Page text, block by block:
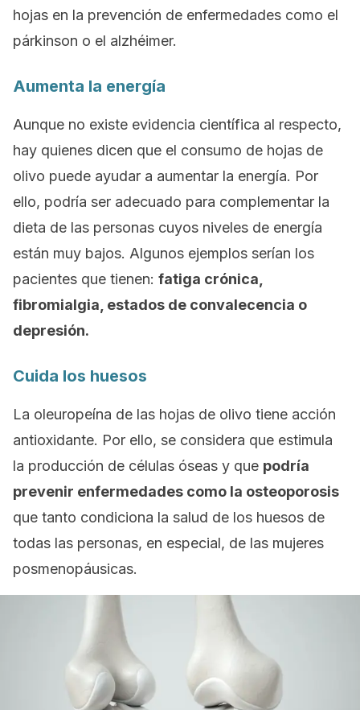
hojas en la prevención de enfermedades como el
párkinson o el alzhéimer.
Aumenta la energía
Aunque no existe evidencia científica al respecto,
hay quienes dicen que el consumo de hojas de
olivo puede ayudar a aumentar la energía. Por
ello, podría ser adecuado para complementar la
dieta de las personas cuyos niveles de energía
están muy bajos. Algunos ejemplos serían los
pacientes que tienen: fatiga crónica,
fibromialgia, estados de convalecencia o
depresión.
Cuida los huesos
La oleuropeína de las hojas de olivo tiene acción
antioxidante. Por ello, se considera que estimula
la producción de células óseas y que podría
prevenir enfermedades como la osteoporosis
que tanto condiciona la salud de los huesos de
todas las personas, en especial, de las mujeres
posmenopáusicas.